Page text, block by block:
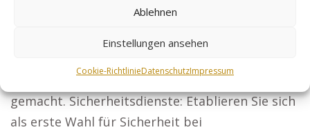
Ablehnen
Einstellungen ansehen
Cookie-RichtlinieDatenschutzImpressum
Präsentation Ihrer Projekte gewinnen Sie
Unternehmen und Privatpersonen sichtbar
gemacht. Sicherheitsdienste: Etablieren Sie sich
als erste Wahl für Sicherheit bei